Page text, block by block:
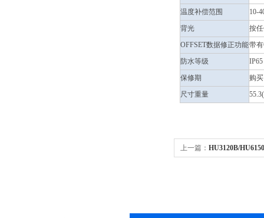
温度补偿范围
10-
背光
按
OFFSET数据修正功能带
防水等级
IP65
保修期
购
尺寸重量
上一篇： HU3120B/